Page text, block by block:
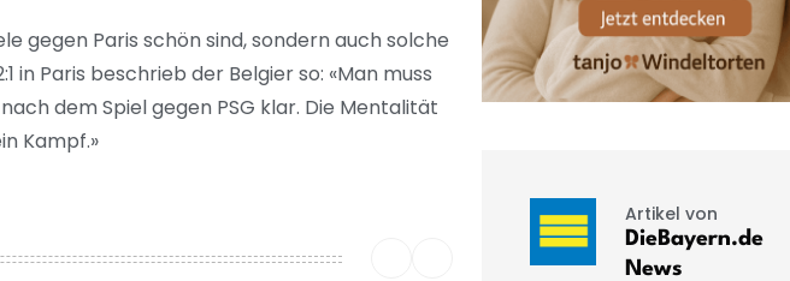
gegen Paris schön sind, sondern auch solche
in Paris beschrieb der Belgier so: «Man muss
dem Spiel gegen PSG klar. Die Mentalität
Kampf.»
Artikel von
DieBayern.de
News